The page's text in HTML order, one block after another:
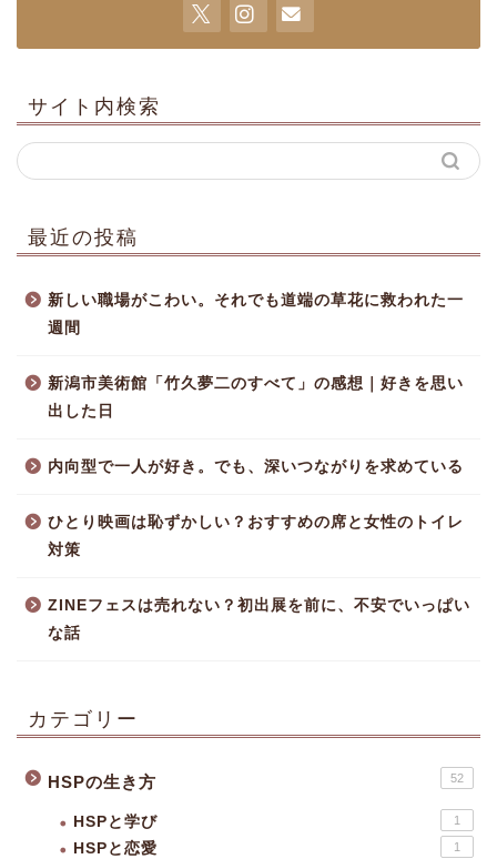
サイト内検索
最近の投稿
新しい職場がこわい。それでも道端の草花に救われた一
週間
新潟市美術館「竹久夢二のすべて」の感想｜好きを思い
出した日
内向型で一人が好き。でも、深いつながりを求めている
ひとり映画は恥ずかしい？おすすめの席と女性のトイレ
対策
ZINEフェスは売れない？初出展を前に、不安でいっぱい
な話
カテゴリー
HSPの生き方 52
HSPと学び 1
HSPと恋愛 1